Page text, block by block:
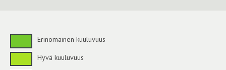
Erinomainen kuuluvuus
Hyvä kuuluvuus